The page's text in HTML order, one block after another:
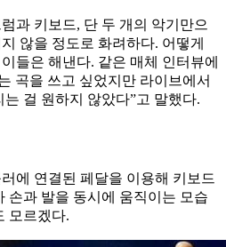
과 키보드, 단 두 개의 악기만으
않을 정도로 화려하다. 어떻게
들은 해낸다. 같은 매체 인터뷰에
곡을 쓰고 싶었지만 라이브에서
걸 원하지 않았다”고 말했다.
에 연결된 페달을 이용해 키보드
손과 발을 동시에 움직이는 모습
모르겠다.